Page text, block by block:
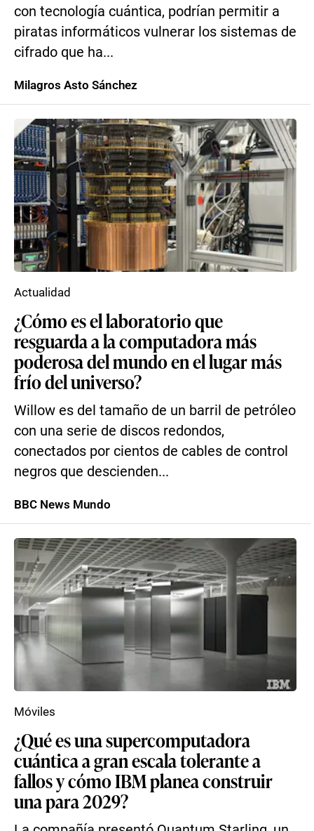
con tecnología cuántica, podrían permitir a
piratas informáticos vulnerar los sistemas de
cifrado que ha...
Milagros Asto Sánchez
¿Cómo es el laboratorio que
resguarda a la computadora más
poderosa del mundo en el lugar más
frío del universo?
Willow es del tamaño de un barril de petróleo
con una serie de discos redondos,
conectados por cientos de cables de control
negros que descienden...
Actualidad
BBC News Mundo
¿Qué es una supercomputadora
cuántica a gran escala tolerante a
fallos y cómo IBM planea construir
una para 2029?
Móviles